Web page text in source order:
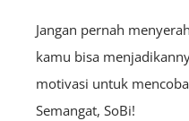
Jangan pernah
kamu bisa
motivasi untuk
Semangat, SoBi!